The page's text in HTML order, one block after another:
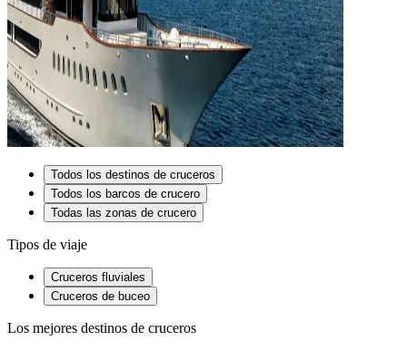
Todos los destinos de cruceros
Todos los barcos de crucero
Todas las zonas de crucero
Tipos de viaje
Cruceros fluviales
Cruceros de buceo
Los mejores destinos de cruceros